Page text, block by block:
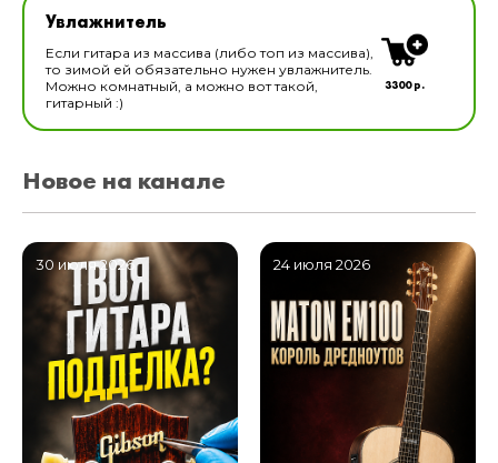
В наличии
Увлажнитель
Если гитара из массива (либо топ из массива),
то зимой ей обязательно нужен увлажнитель.
Можно комнатный, а можно вот такой,
гитарный :)
3300 р.
Новое на канале
30 июля 2026 24 июля 2026